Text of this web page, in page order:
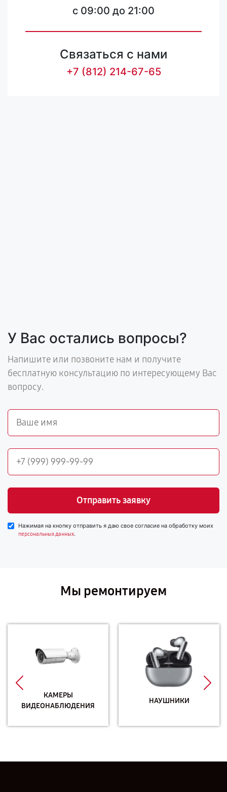
c 09:00 до 21:00
Связаться с нами
+7 (812) 214-67-65
У Вас остались вопросы?
Напишите или позвоните нам и получите
бесплатную консультацию по интересующему Вас
вопросу.
Отправить заявку
Нажимая на кнопку отправить я даю свое согласие на обработку моих
персональных данных.
Мы ремонтируем
КАМЕРЫ
ВИДЕОНАБЛЮДЕНИЯ
НАУШНИКИ